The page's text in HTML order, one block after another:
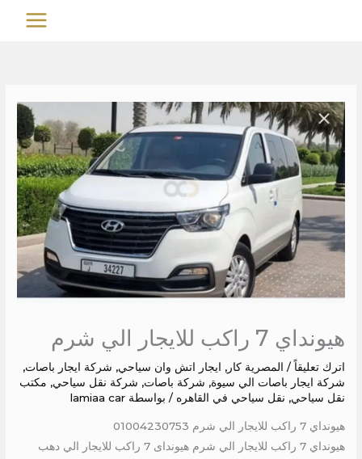
MAIN
هيونداي 7 راكب للايجار الي شرم
اترك تعليقاً / المصرية كار, ايجار اتش وان سياحي, شركة ايجار باصات,
شركة ايجار باصات الي سيوة, شركة باصات, شركة نقل سياحي, مكتب
نقل سياحي, نقل سياحي في القاهره / بواسطة lamiaa car
هيونداي 7 راكب للايجار الي شرم 01004230753
هيونداي 7 راكب للايجار الي شرم هيونداى 7 راكب للايجار الي دهب